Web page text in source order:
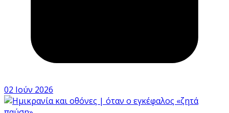
02 Ιούν 2026